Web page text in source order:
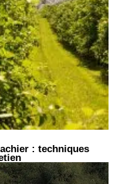
: techniques